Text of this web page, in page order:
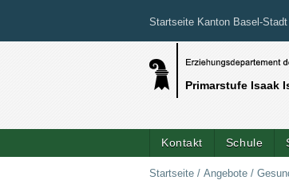
Startseite Kanton Basel-Stadt
Primarstufe Isaak
Kontakt Schule
Startseite / Angebote /